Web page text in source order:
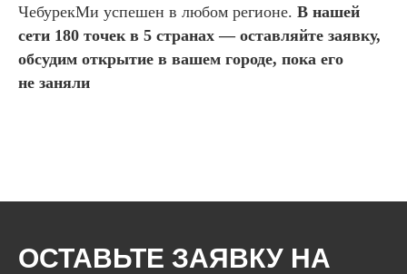
ЧебурекМи успешен в любом регионе. В нашей
сети 180 точек в 5 странах — оставляйте заявку,
обсудим открытие в вашем городе, пока его
не заняли
ОСТАВЬТЕ ЗАЯВКУ НА